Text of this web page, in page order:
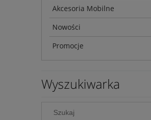
Akcesoria Mobilne
Nowości
Promocje
Wyszukiwarka